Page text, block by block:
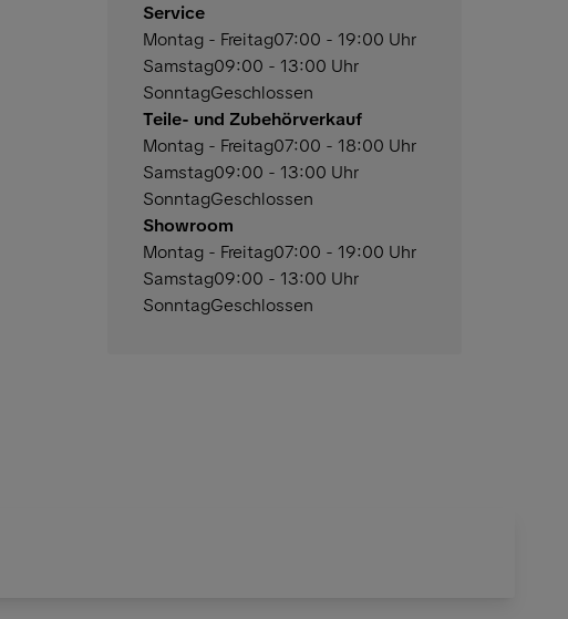
Service
Montag - Freitag07:00 - 19:00 Uhr
Samstag09:00 - 13:00 Uhr
SonntagGeschlossen
Teile- und Zubehörverkauf
Montag - Freitag07:00 - 18:00 Uhr
Samstag09:00 - 13:00 Uhr
SonntagGeschlossen
Showroom
Montag - Freitag07:00 - 19:00 Uhr
Samstag09:00 - 13:00 Uhr
SonntagGeschlossen